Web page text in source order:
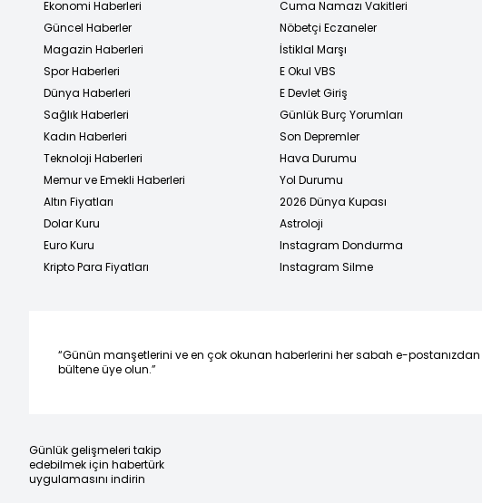
Ekonomi Haberleri
Güncel Haberler
Magazin Haberleri
Spor Haberleri
Dünya Haberleri
Sağlık Haberleri
Kadın Haberleri
Teknoloji Haberleri
Memur ve Emekli Haberleri
Altın Fiyatları
Dolar Kuru
Euro Kuru
Kripto Para Fiyatları
Cuma Namazı Vakitleri
Nöbetçi Eczaneler
İstiklal Marşı
E Okul VBS
E Devlet Giriş
Günlük Burç Yorumları
Son Depremler
Hava Durumu
Yol Durumu
2026 Dünya Kupası
Astroloji
Instagram Dondurma
Instagram Silme
“Günün manşetlerini ve en çok okunan haberlerini her sabah e-
bültene üye olun.”
Günlük gelişmeleri takip
edebilmek için habertürk
uygulamasını indirin